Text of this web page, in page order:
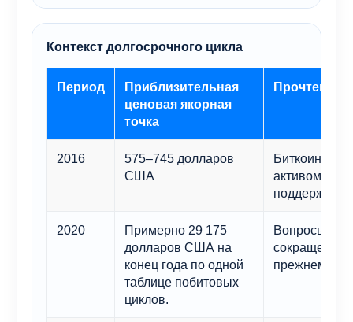
Контекст долгосрочного цикла
Период
Приблизительная
ценовая якорная
точка
Прочтение
2016
575–745 долларов
США
Биткоин по-
активом с
поддержкой.
2020
Примерно 29 175
долларов США на
конец года по одной
таблице побитовых
циклов.
Вопросы
сокращения
прежнему